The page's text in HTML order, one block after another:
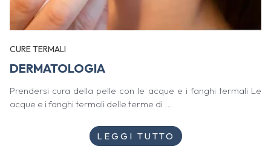
CURE TERMALI
DERMATOLOGIA
Prendersi cura della pelle con le acque e i fanghi termali Le
acque e i fanghi termali delle terme di ...
LEGGI TUTTO